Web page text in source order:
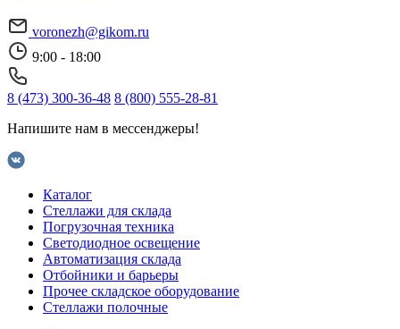
voronezh@gikom.ru
9:00 - 18:00
8 (473) 300-36-48 8 (800) 555-28-81
Напишите нам в мессенджеры!
Каталог
Стеллажи для склада
Погрузочная техника
Светодиодное освещение
Автоматизация склада
Отбойники и барьеры
Прочее складское оборудование
Стеллажи полочные